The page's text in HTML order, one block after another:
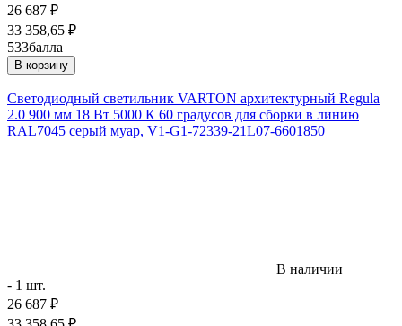
26 687 ₽
33 358,65 ₽
533балла
В корзину
Светодиодный светильник VARTON архитектурный Regula
2.0 900 мм 18 Вт 5000 К 60 градусов для сборки в линию
RAL7045 серый муар, V1-G1-72339-21L07-6601850
В наличии
- 1 шт.
26 687 ₽